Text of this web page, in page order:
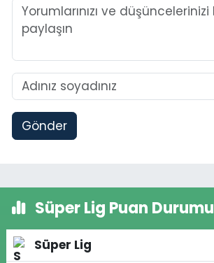
Gönder
Süper Lig Puan Durumu
Süper Lig